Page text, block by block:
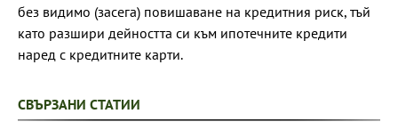
без видимо (засега) повишаване на кредитния риск, тъй
като разшири дейността си към ипотечните кредити
наред с кредитните карти.
СВЪРЗАНИ СТАТИИ